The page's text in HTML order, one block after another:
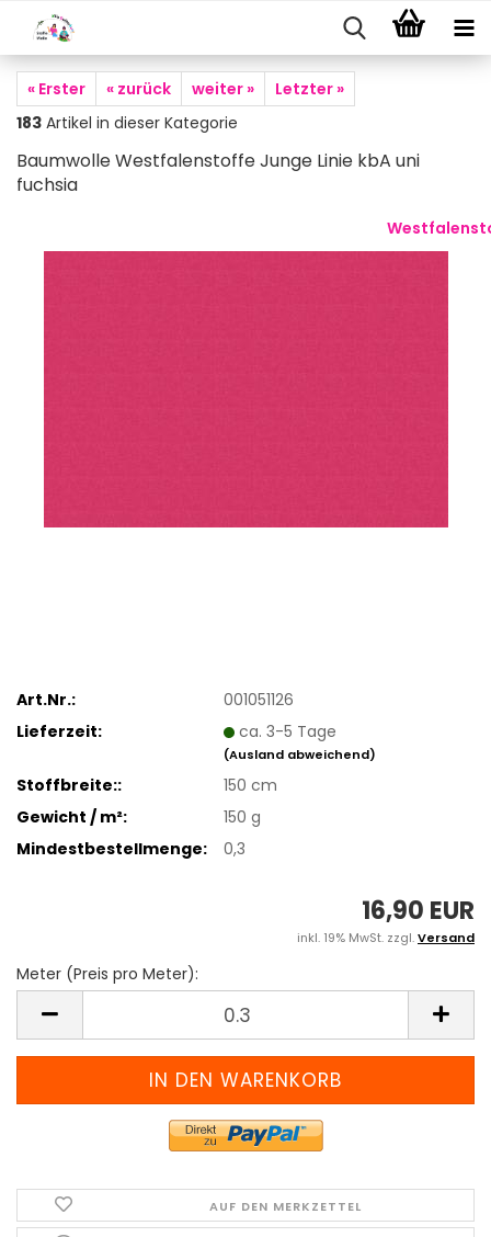
« Erster « zurück weiter »
Letzter »
183 Artikel in dieser Kategorie
Baumwolle Westfalenstoffe Junge Linie kbA uni
fuchsia
Art.Nr.:
001051126
Lieferzeit:
ca. 3-5 Tage
(Ausland abweichend)
Stoffbreite::
150 cm
Gewicht / m²:
150 g
Mindestbestellmenge:
0,3
16,90 EUR
inkl. 19% MwSt. zzgl.Versand
Meter (Preis pro Meter):
(Preis
pro
AUF DEN MERKZETTEL